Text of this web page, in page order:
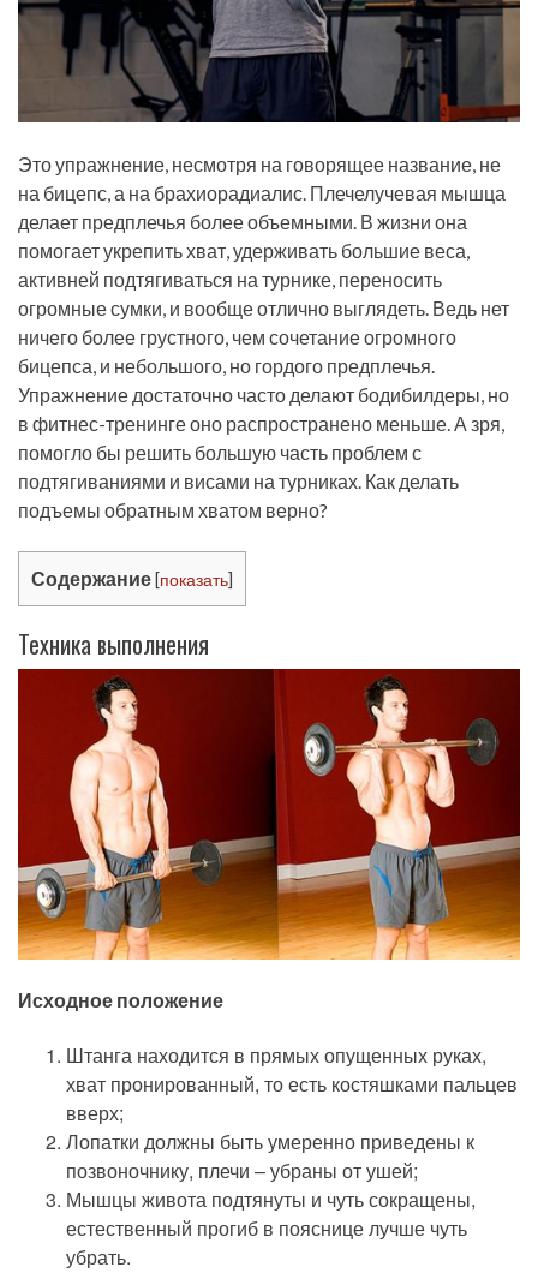
Это упражнение, несмотря на говорящее название, не
на бицепс, а на брахиорадиалис. Плечелучевая мышца
делает предплечья более объемными. В жизни она
помогает укрепить хват, удерживать большие веса,
активней подтягиваться на турнике, переносить
огромные сумки, и вообще отлично выглядеть. Ведь нет
ничего более грустного, чем сочетание огромного
бицепса, и небольшого, но гордого предплечья.
Упражнение достаточно часто делают бодибилдеры, но
в фитнес-тренинге оно распространено меньше. А зря,
помогло бы решить большую часть проблем с
подтягиваниями и висами на турниках. Как делать
подъемы обратным хватом верно?
Содержание [показать]
Техника выполнения
Исходное положение
Штанга находится в прямых опущенных руках,
хват пронированный, то есть костяшками пальцев
вверх;
Лопатки должны быть умеренно приведены к
позвоночнику, плечи – убраны от ушей;
Мышцы живота подтянуты и чуть сокращены,
естественный прогиб в пояснице лучше чуть
убрать.